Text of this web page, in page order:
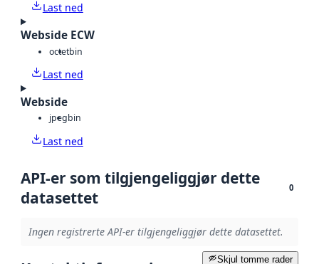
Last ned
Webside ECW
octetbin
Last ned
Webside
jpegbin
Last ned
API-er som tilgjengeliggjør dette
datasettet
0
Ingen registrerte API-er tilgjengeliggjør dette datasettet.
Skjul tomme rader